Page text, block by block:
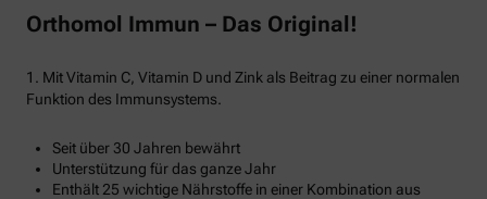
Orthomol Immun – Das Original!
1. Mit Vitamin C, Vitamin D und Zink als Beitrag zu einer normalen
Funktion des Immunsystems.
Seit über 30 Jahren bewährt
Unterstützung für das ganze Jahr
Enthält 25 wichtige Nährstoffe in einer Kombination aus